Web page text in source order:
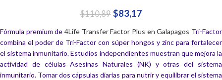
$110,89 $83,17
Fórmula premium de 4Life Transfer Factor Plus en Galapagos Tri-Factor
combina el poder de Tri-Factor con súper hongos y zinc para fortalecer
el sistema inmunitario. Estudios independientes muestran que mejora la
actividad de células Asesinas Naturales (NK) y otras del sistema
inmunitario. Tomar dos cápsulas diarias para nutrir y equilibrar el sistema